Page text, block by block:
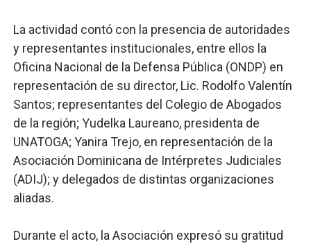
La actividad contó con la presencia de autoridades
y representantes institucionales, entre ellos la
Oficina Nacional de la Defensa Pública (ONDP) en
representación de su director, Lic. Rodolfo Valentín
Santos; representantes del Colegio de Abogados
de la región; Yudelka Laureano, presidenta de
UNATOGA; Yanira Trejo, en representación de la
Asociación Dominicana de Intérpretes Judiciales
(ADIJ); y delegados de distintas organizaciones
aliadas.
Durante el acto, la Asociación expresó su gratitud